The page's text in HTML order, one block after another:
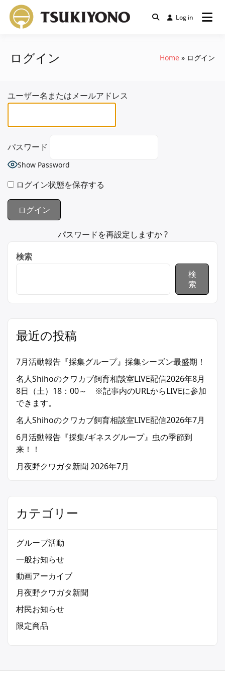
Skip
ぶ村｜クワガ
Log in
ログイン Home ログイン
ユーザー名またはメールアドレス
パスワード
Show Password
ログイン状態を保存する
パスワードを再設定しますか ?
検索
検
索
最近の投稿
7月活動報告『採集グループ』採集シーズン最盛期！
名人Shihoのクワカブ飼育相談室LIVE配信2026年8月
8日（土）18：00～ ※記事内のURLからLIVEに参加
できます。
名人Shihoのクワカブ飼育相談室LIVE配信2026年7月
6月活動報告『採集/ギネスグループ』虫の季節到
来！！
月夜野クワガタ新聞 2026年7月
カテゴリー
グループ活動
一般お知らせ
動画アーカイブ
月夜野クワガタ新聞
村民お知らせ
限定商品